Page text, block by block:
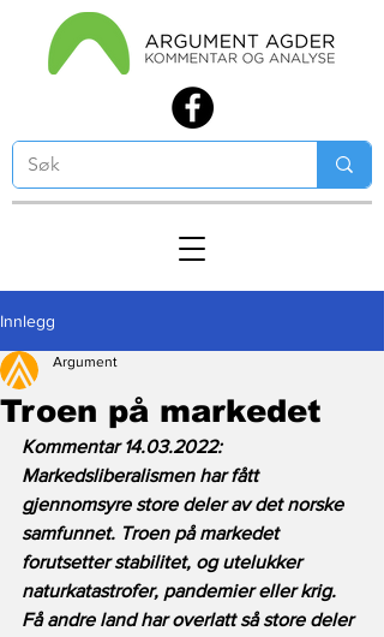
Innlegg
Troen på markedet
Argument
Kommentar 14.03.2022:
Markedsliberalismen har fått
gjennomsyre store deler av det norske
samfunnet. Troen på markedet
forutsetter stabilitet, og utelukker
naturkatastrofer, pandemier eller krig.
Få andre land har overlatt så store deler